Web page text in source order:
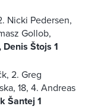
Nicki Pedersen,
Gollob,
Denis Štojs 1
2. Greg
18, 4. Andreas
Šantej 1